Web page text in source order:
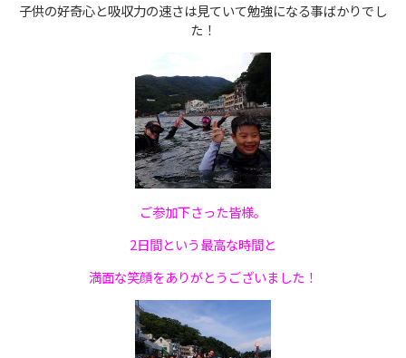
子供の好奇心と吸収力の速さは見ていて勉強になる事ばかりでし
た！
ご参加下さった皆様。
2日間という最高な時間と
満面な笑顔をありがとうございました！